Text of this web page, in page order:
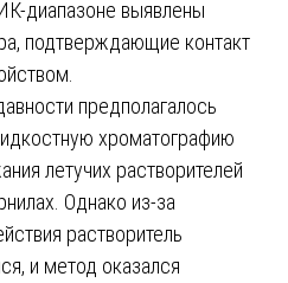
диапазоне выявлены
подтверждающие контакт
предполагалось
хроматографию
летучих растворителей
Однако из-за
растворитель
и метод оказался